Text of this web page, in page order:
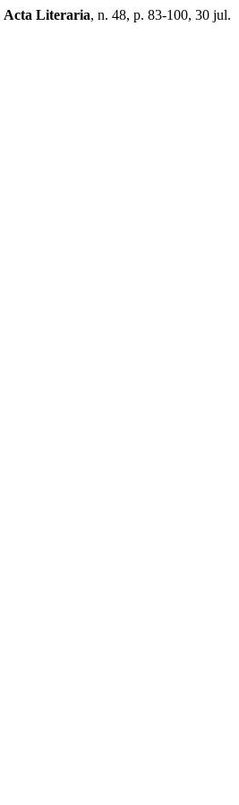
Acta Literaria, n. 48, p. 83-100, 30 jul.